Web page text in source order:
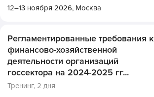
12–13 ноября 2026, Москва
Регламентированные требования к
финансово-хозяйственной
деятельности организаций
госсектора на 2024-2025 гг...
Тренинг, 2 дня